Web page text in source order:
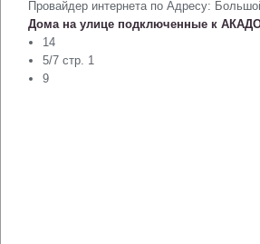
Провайдер интернета по Адресу:
Дома на улице подключенные к
14
5/7 стр. 1
9